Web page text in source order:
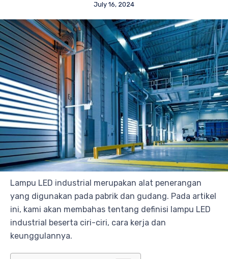
July 16, 2024
Lampu LED industrial merupakan alat penerangan
yang digunakan pada pabrik dan gudang. Pada artikel
ini, kami akan membahas tentang definisi lampu LED
industrial beserta ciri-ciri, cara kerja dan
keunggulannya.